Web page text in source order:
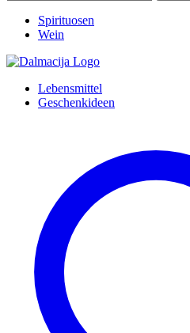
Spirituosen
Wein
Lebensmittel
Geschenkideen